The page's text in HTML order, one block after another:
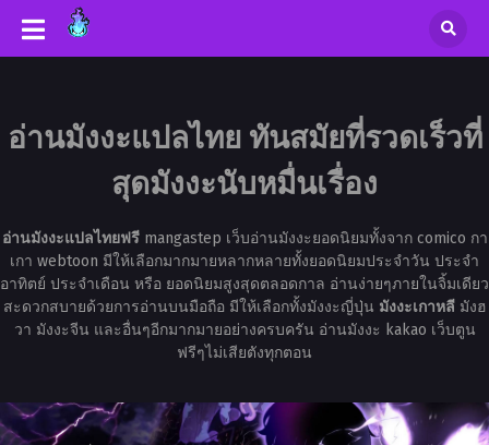
อ่านมังงะแปลไทย ทันสมัยที่รวดเร็วที่
สุดมังงะนับหมื่นเรื่อง
อ่านมังงะแปลไทยฟรีmangastep เว็บอ่านมังงะยอดนิยมทั้งจาก comico กา
เกา webtoon มีให้เลือกมากมายหลากหลายทั้งยอดนิยมประจำวัน ประจำ
อาทิตย์ ประจำเดือน หรือ ยอดนิยมสูงสุดตลอดกาล อ่านง่ายๆภายในจิ้มเดียว
สะดวกสบายด้วยการอ่านบนมือถือ มีให้เลือกทั้งมังงะญี่ปุ่น มังงะเกาหลีมังฮ
วา มังงะจีน และอื่นๆอีกมากมายอย่างครบครัน อ่านมังงะ kakao เว็บตูน
ฟรีๆไม่เสียตังทุกตอน